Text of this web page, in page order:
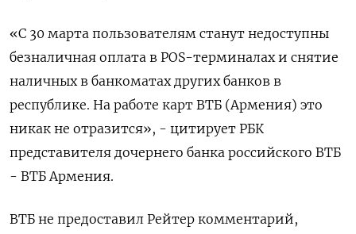
«С 30 марта пользователям станут недоступны
безналичная оплата в POS-терминалах и снятие
наличных в банкоматах других банков в
республике. На работе карт ВТБ (Армения) это
никак не отразится», - цитирует РБК
представителя дочернего банка российского ВТБ
- ВТБ Армения.
ВТБ не предоставил Рейтер комментарий,